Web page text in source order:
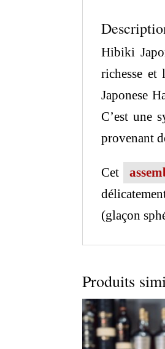
Hibiki
richesse et
Japonese
C’est une
provenant
Cet
(glaçon
Produits